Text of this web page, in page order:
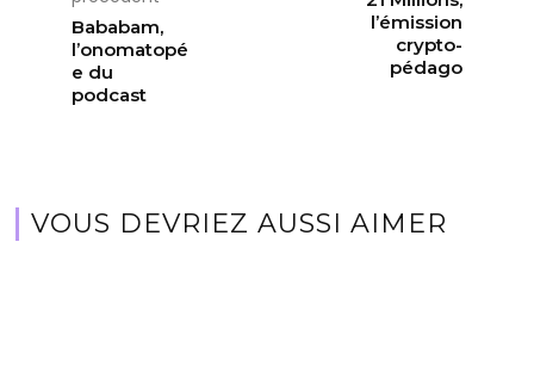
Bababam,
l’onomatopé
e du
podcast
l’émission
crypto-
pédago
VOUS DEVRIEZ AUSSI AIMER